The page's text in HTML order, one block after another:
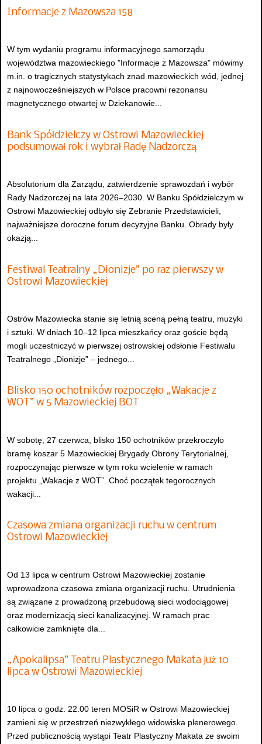
Informacje z Mazowsza 158
W tym wydaniu programu informacyjnego samorządu
województwa mazowieckiego "Informacje z Mazowsza" mówimy
m.in. o tragicznych statystykach znad mazowieckich wód, jednej
z najnowocześniejszych w Polsce pracowni rezonansu
magnetycznego otwartej w Dziekanowie...
Bank Spółdzielczy w Ostrowi Mazowieckiej
podsumował rok i wybrał Radę Nadzorczą
Absolutorium dla Zarządu, zatwierdzenie sprawozdań i wybór
Rady Nadzorczej na lata 2026–2030. W Banku Spółdzielczym w
Ostrowi Mazowieckiej odbyło się Zebranie Przedstawicieli,
najważniejsze doroczne forum decyzyjne Banku. Obrady były
okazją...
Festiwal Teatralny „Dionizje” po raz pierwszy w
Ostrowi Mazowieckiej
Ostrów Mazowiecka stanie się letnią sceną pełną teatru, muzyki
i sztuki. W dniach 10–12 lipca mieszkańcy oraz goście będą
mogli uczestniczyć w pierwszej ostrowskiej odsłonie Festiwalu
Teatralnego „Dionizje” – jednego...
Blisko 150 ochotników rozpoczęło „Wakacje z
WOT” w 5 Mazowieckiej BOT
W sobotę, 27 czerwca, blisko 150 ochotników przekroczyło
bramę koszar 5 Mazowieckiej Brygady Obrony Terytorialnej,
rozpoczynając pierwsze w tym roku wcielenie w ramach
projektu „Wakacje z WOT”. Choć początek tegorocznych
wakacji...
Czasowa zmiana organizacji ruchu w centrum
Ostrowi Mazowieckiej
Od 13 lipca w centrum Ostrowi Mazowieckiej zostanie
wprowadzona czasowa zmiana organizacji ruchu. Utrudnienia
są związane z prowadzoną przebudową sieci wodociągowej
oraz modernizacją sieci kanalizacyjnej. W ramach prac
całkowicie zamknięte dla...
„Apokalipsa” Teatru Plastycznego Makata już 10
lipca w Ostrowi Mazowieckiej
10 lipca o godz. 22.00 teren MOSiR w Ostrowi Mazowieckiej
zamieni się w przestrzeń niezwykłego widowiska plenerowego.
Przed publicznością wystąpi Teatr Plastyczny Makata ze swoim